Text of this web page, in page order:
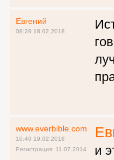
Евгений
08:28 18.02.2018
www.everbible.com
10:40 19.02.2018
Регистрация: 11.07.2014
и